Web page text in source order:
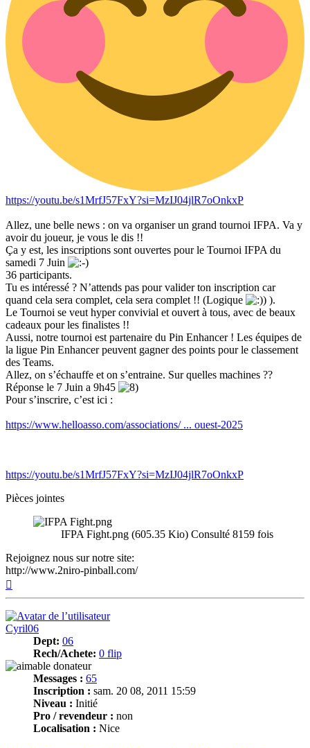
https://youtu.be/s1MrfJ57FxY?si=MzIJ04jlR7oOnkxP
Allez, une belle news : on va organiser un grand tournoi IFPA. Va y
avoir du joueur, je vous le dis !!
Ça y est, les inscriptions sont ouvertes pour le Tournoi IFPA du
samedi 7 Juin
36 participants.
Tu es intéressé ? N’attends pas pour valider ton inscription car
quand cela sera complet, cela sera complet !! (Logique
).
Le Tournoi se veut hyper convivial et ouvert à tous, avec de beaux
cadeaux pour les finalistes !!
Aussi, notre tournoi est partenaire du Pin Enhancer ! Les équipes de
la ligue Pin Enhancer peuvent gagner des points pour le classement
des Teams.
Allez, on s’échauffe et on s’entraine. Sur quelles machines ??
Réponse le 7 Juin a 9h45
Pour s’inscrire, c’est ici :
https://www.helloasso.com/associations/ ... ouest-2025
https://youtu.be/s1MrfJ57FxY?si=MzIJ04jlR7oOnkxP
Pièces jointes
IFPA Fight.png (605.35 Kio) Consulté 8159 fois
Rejoignez nous sur notre site:
http://www.2niro-pinball.com/
Cyril06
Dept: 06
Rech/Achete: 0 flip
Messages : 65
Inscription : sam. 20 08, 2011 15:59
Niveau : Initié
Pro / revendeur : non
Localisation : Nice